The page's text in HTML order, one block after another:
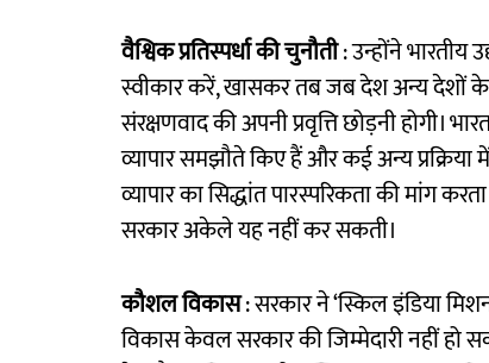
वैश्विक प्रतिस्पर्धा की चुनौती: उन्होंने भारतीय
स्वीकार करें, खासकर तब जब देश अन्य देशों के
संरक्षणवाद की अपनी प्रवृत्ति छोड़नी होगी।
व्यापार समझौते किए हैं और कई अन्य
व्यापार का सिद्धांत पारस्परिकता की मांग
सरकार अकेले यह नहीं कर सकती।
कौशल विकास: सरकार ने ‘स्किल इंडिया
विकास केवल सरकार की जिम्मेदारी नहीं हो